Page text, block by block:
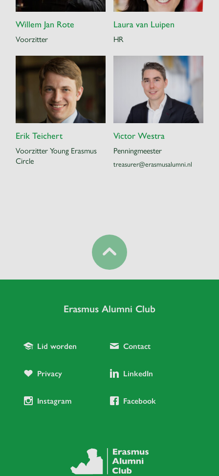
Willem Jan Rote
Voorzitter
Laura van Luipen
HR
Erik Teichert
Voorzitter Young Erasmus
Circle
Victor Westra
Penningmeester
treasurer@erasmusalumni.nl
Erasmus Alumni Club
Lid worden Contact
Privacy LinkedIn
Instagram Facebook